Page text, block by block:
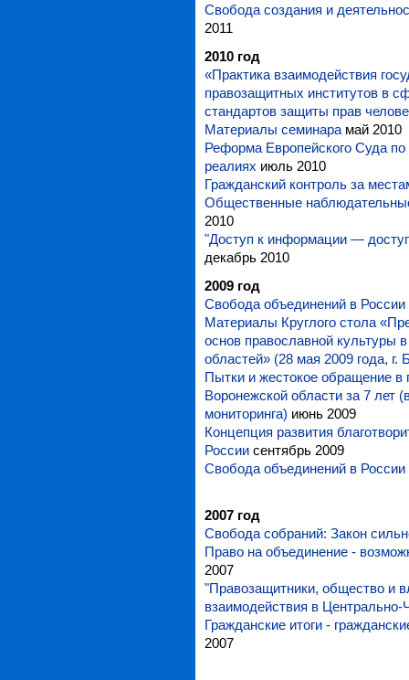
Свобода создания и
2011
2010 год
«Практика взаимодействия
правозащитных институтов в
стандартов защиты прав
Материалы семинара май 2010
Реформа Европейского Суда
реалиях июль 2010
Гражданский контроль за
Общественные
2010
"Доступ к информации —
декабрь 2010
2009 год
Свобода объединений в России
Материалы Круглого стола
основ православной культуры
областей» (28 мая 2009 года, г.
Пытки и жестокое обращение в
Воронежской области за 7 лет
мониторинга) июнь 2009
Концепция развития
России сентябрь 2009
Свобода объединений в России
2007 год
Свобода собраний: Закон
Право на объединение -
2007
"Правозащитники, общество и
взаимодействия в Центрально-
Гражданские итоги -
2007